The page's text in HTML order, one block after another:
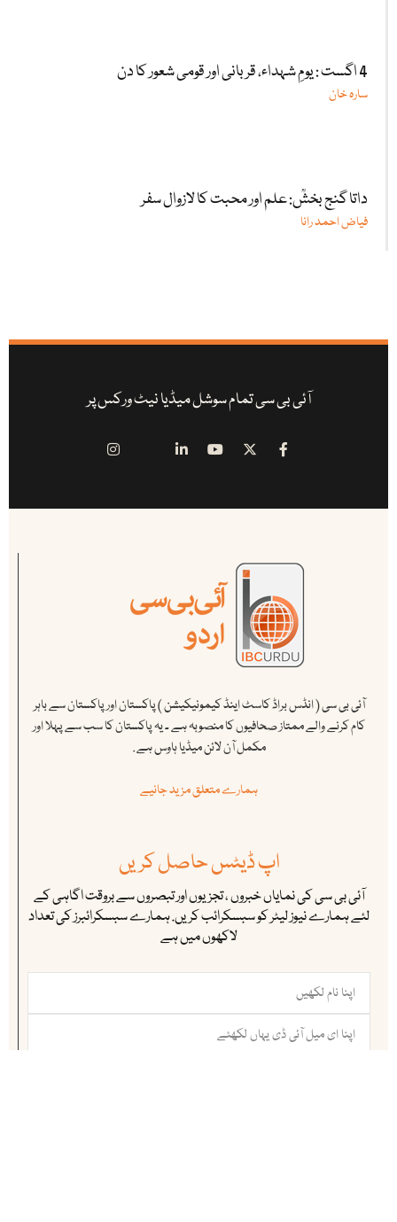
4 اگست : یومِ شہداء، قربانی اور قومی شعور کا دن
سارہ خان
داتا گنج بخشؒ: علم اور محبت کا لازوال سفر
فیاض احمد رانا
آئی بی سی تمام سوشل میڈیا نیٹ ورکس پر
آئی بی سی ( انڈس براڈ کاسٹ اینڈ کیمونیکیشن ) پاکستان اور پاکستان سے باہر
کام کرنے والے ممتاز صحافیوں کا منصوبہ ہے ۔ یہ پاکستان کا سب سے پہلا اور
مکمل آن لائن میڈیا ہاوس ہے .
ہمارے متعلق مزید جانیے
اپ ڈیٹس حاصل کریں
آئی بی سی کی نمایاں خبروں ، تجزیوں اور تبصروں سے بروقت اگاہی کے
لئے ہمارے نیوز لیٹر کو سبسکرائب کریں. ہمارے سبسکرائبرز کی تعداد
لاکھوں میں ہے